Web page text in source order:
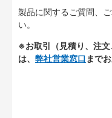
製品に関するご質問、
い。
※お取引（見積り、注
は、 弊社営業窓口 まで